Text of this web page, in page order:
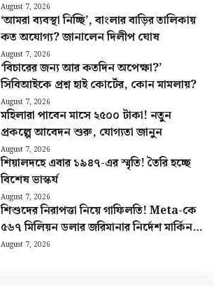
August 7, 2026
‘আমরা ব্যবস্থা নিচ্ছি’, বাংলার বাড়ির তালিকায়
কত অযোগ্য? জানালেন দিলীপ ঘোষ
August 7, 2026
‘বিচারের জন্য আর কতদিন অপেক্ষা?’
সিবিআইকে প্রশ্ন হাই কোর্টের, কোন মামলায়?
August 7, 2026
মহিলারা পাবেন মাসে ২৫০০ টাকা! নতুন
প্রকল্পে আবেদন শুরু, যোগ্যতা জানুন
August 7, 2026
শিয়ালদহে এবার ১৯৪৭-এর স্মৃতি! তৈরি হচ্ছে
বিশেষ ভাস্কর্য
August 7, 2026
শিশুদের নিরাপত্তা নিয়ে গাফিলতি! Meta-কে
৫৬৭ মিলিয়ন ডলার জরিমানার নির্দেশ মার্কিন
আদালতের
August 7, 2026